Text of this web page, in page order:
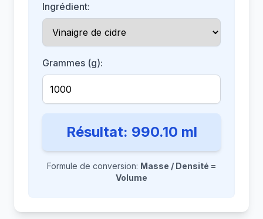
Ingrédient:
Grammes (g):
Résultat: 990.10 ml
Formule de conversion: Masse / Densité =
Volume